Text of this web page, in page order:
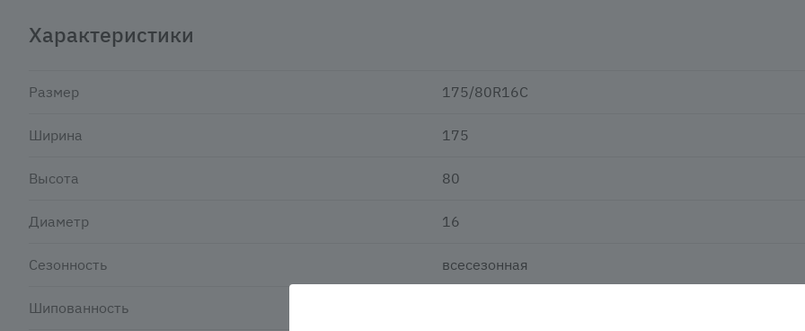
Характеристики
Размер 175/80R16C
Ширина 175
Высота 80
Диаметр 16
Сезонность всесезонная
Шипованность